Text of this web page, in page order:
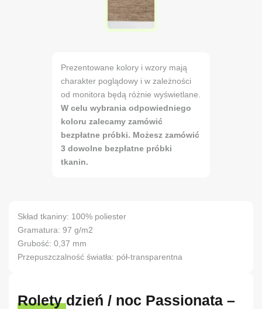
Prezentowane kolory i wzory mają
charakter poglądowy i w zależności
od monitora będą różnie wyświetlane.
W celu wybrania odpowiedniego
koloru zalecamy zamówić
bezpłatne próbki. Możesz zamówić
3 dowolne bezpłatne próbki
tkanin.
Skład tkaniny: 100% poliester
Gramatura: 97 g/m2
Grubość: 0,37 mm
Przepuszczalność światła: pół-transparentna
Rolety dzień / noc Passionata –